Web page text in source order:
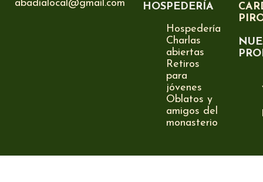
abadialocal@gmail.com
HOSPEDERÍA
Hospedería
Charlas
abiertas
Retiros
para
jóvenes
Oblatos y
amigos del
monasterio